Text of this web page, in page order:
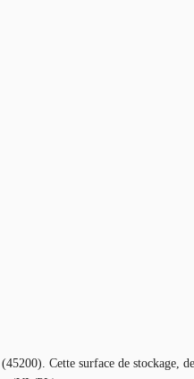
Cette surface de stockage,